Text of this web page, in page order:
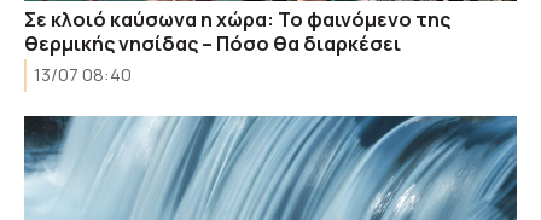
Σε κλοιό καύσωνα η χώρα: Το φαινόμενο της
θερμικής νησίδας – Πόσο θα διαρκέσει
13/07 08:40